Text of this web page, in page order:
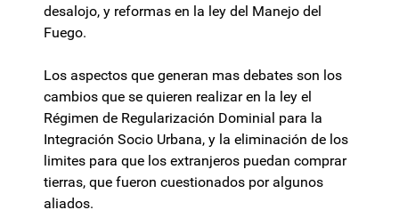
desalojo, y reformas en la ley del Manejo del
Fuego.
Los aspectos que generan mas debates son los
cambios que se quieren realizar en la ley el
Régimen de Regularización Dominial para la
Integración Socio Urbana, y la eliminación de los
limites para que los extranjeros puedan comprar
tierras, que fueron cuestionados por algunos
aliados.